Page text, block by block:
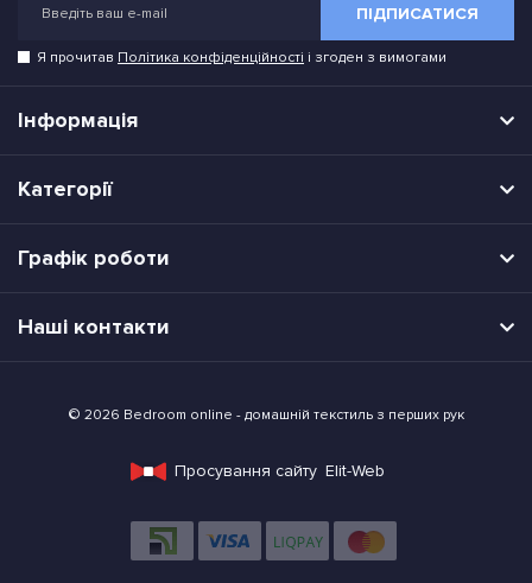
ПІДПИСАТИСЯ
Я прочитав Політика конфіденційності і згоден з вимогами
Інформація
Категорії
Графік роботи
Наші контакти
© 2026 Bedroom online - домашній текстиль з перших рук
Просування сайту Elit-Web